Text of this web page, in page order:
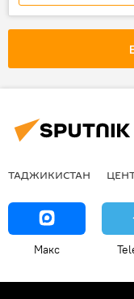
Казахстан
ТАДЖИКИСТАН
Макс